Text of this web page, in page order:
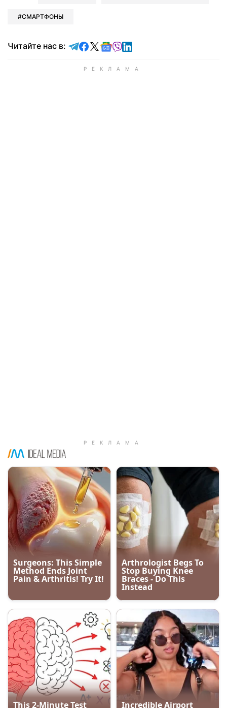
СМАРТФОНЫ
Читайте нас в: Читайте в Telegram
Читайте в Facebook
Читайте в X
Читайте в Google news
Читайте в Viber
Читайте в LinkedIn